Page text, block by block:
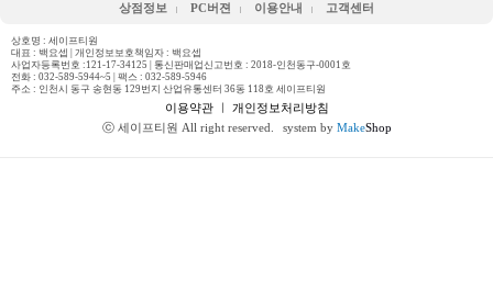
상점정보 PC버젼 이용안내 고객센터
상호명 : 세이프티원
대표 : 백요셉 | 개인정보보호책임자 : 백요셉
사업자등록번호 :121-17-34125 | 통신판매업신고번호 : 2018-인천동구-0001호
전화 : 032-589-5944~5 | 팩스 : 032-589-5946
주소 : 인천시 동구 송현동 129번지 산업유통센터 36동 118호 세이프티원
이용약관ㅣ 개인정보처리방침
ⓒ 세이프티원 All right reserved.
system by MakeShop